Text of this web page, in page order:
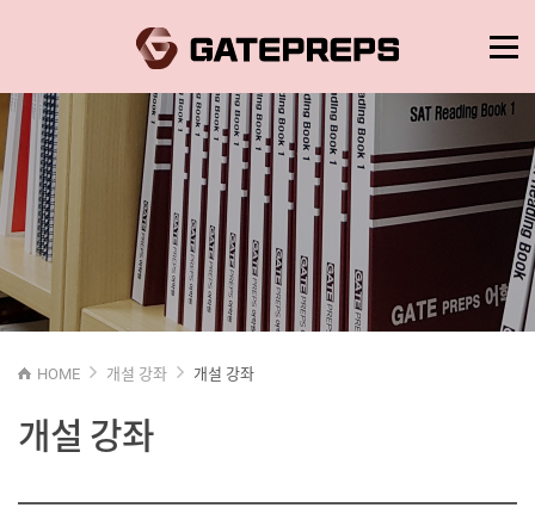
HOME 개설 강좌 개설 강좌
개설 강좌